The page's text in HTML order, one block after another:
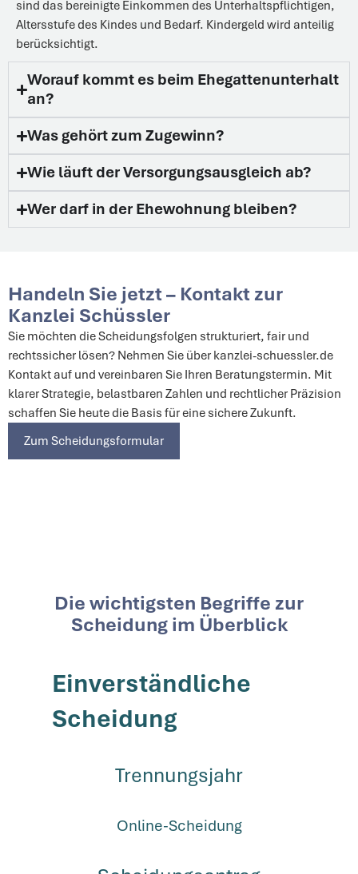
sind das bereinigte Einkommen des Unterhaltspflichtigen,
Altersstufe des Kindes und Bedarf. Kindergeld wird anteilig
berücksichtigt.
Worauf kommt es beim Ehegattenunterhalt
an?
Was gehört zum Zugewinn?
Wie läuft der Versorgungsausgleich ab?
Wer darf in der Ehewohnung bleiben?
Handeln Sie jetzt – Kontakt zur
Kanzlei Schüssler
Sie möchten die Scheidungsfolgen strukturiert, fair und
rechtssicher lösen? Nehmen Sie über kanzlei-schuessler.de
Kontakt auf und vereinbaren Sie Ihren Beratungstermin. Mit
klarer Strategie, belastbaren Zahlen und rechtlicher Präzision
schaffen Sie heute die Basis für eine sichere Zukunft.
Zum Scheidungsformular
Die wichtigsten Begriffe zur
Scheidung im Überblick
Einverständliche
Scheidung
Trennungsjahr
Online-Scheidung